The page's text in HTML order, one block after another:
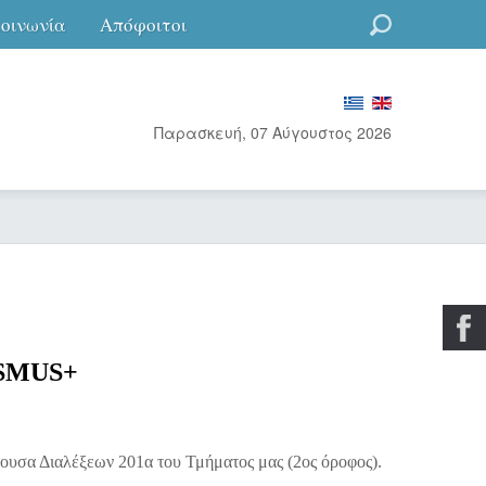
Απόφοιτοι
Παρασκευή, 07 Αύγουστος 2026
Διαλέξεων 201α του Τμήματος μας (2ος όροφος).